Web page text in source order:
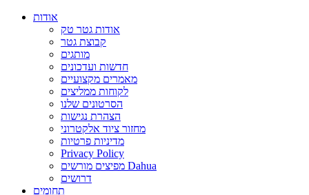
אודות
אודות גטר טק
קבוצת גטר
מותגים
חדשות ועדכונים
מאמרים מקצועיים
לקוחות ממליצים
הסרטונים שלנו
הצהרת נגישות
מחזור ציוד אלקטרוני
מדיניות פרטיות
Privacy Policy
מפיצים מורשים Dahua
דרושים
תחומים